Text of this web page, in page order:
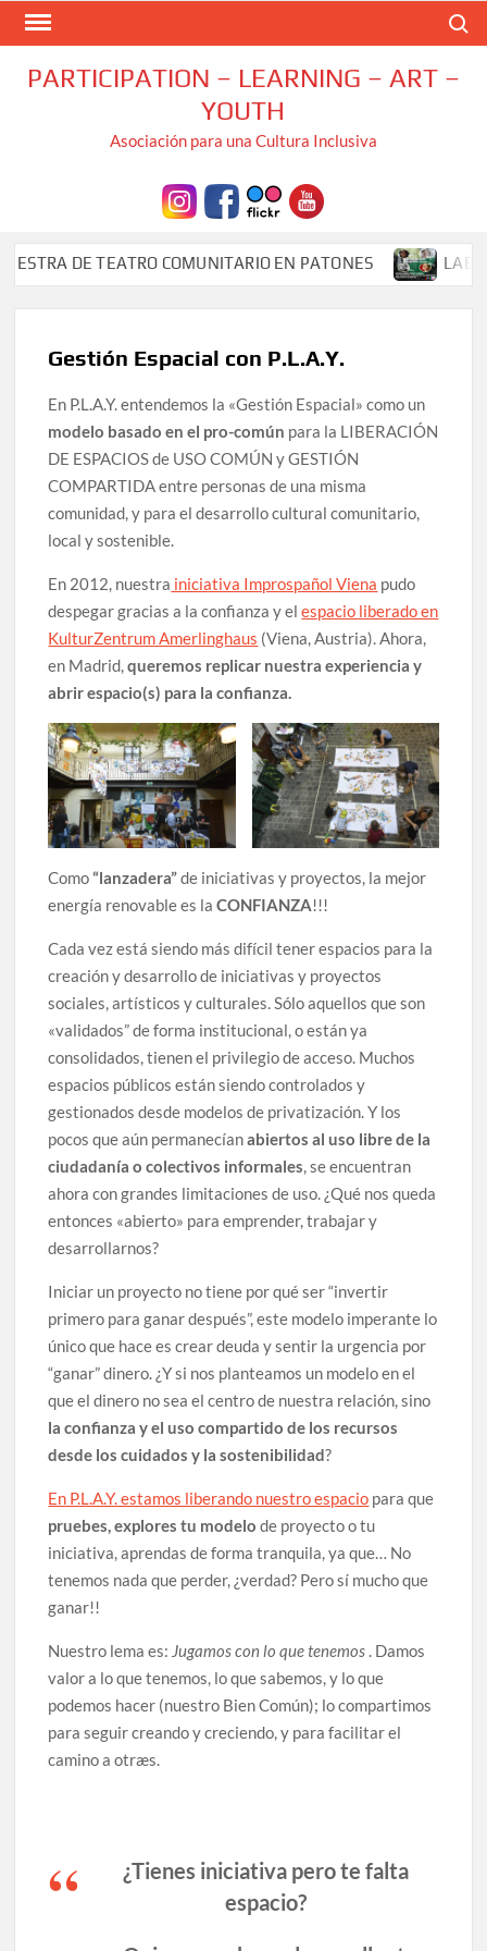
Saltar
contenido
PARTICIPATION – LEARNING – ART –
YOUTH
Asociación para una Cultura Inclusiva
DE TEATRO COMUNITARIO EN PATONES
Gestión Espacial con P.L.A.Y.
En P.L.A.Y. entendemos la «Gestión Espacial» como un
modelo basado en el pro-común para la LIBERACIÓN
DE ESPACIOS de USO COMÚN y GESTIÓN
COMPARTIDA entre personas de una misma
comunidad, y para el desarrollo cultural comunitario,
local y sostenible.
En 2012, nuestra iniciativa Improspañol Viena pudo
despegar gracias a la confianza y elespacio liberado en
KulturZentrum Amerlinghaus (Viena, Austria). Ahora,
en Madrid,queremos replicar nuestra experiencia y
abrir espacio(s) para la confianza.
Como“lanzadera”de iniciativas y proyectos, la mejor
energía renovable es laCONFIANZA!!!
Cada vez está siendo más difícil tener espacios para la
creación y desarrollo de iniciativas y proyectos
sociales, artísticos y culturales. Sólo aquellos que son
«validados” de forma institucional, o están ya
consolidados, tienen el privilegio de acceso. Muchos
espacios públicos están siendo controlados y
gestionados desde modelos de privatización. Y los
pocos que aún permanecíanabiertos al uso libre de la
ciudadanía o colectivos informales, se encuentran
ahora con grandes limitaciones de uso. ¿Qué nos queda
entonces «abierto» para emprender, trabajar y
desarrollarnos?
Iniciar un proyecto no tiene por qué ser “invertir
primero para ganar después”, este modelo imperante lo
único que hace es crear deuda y sentir la urgencia por
“ganar” dinero. ¿Y si nos planteamos un modelo en el
que el dinero no sea el centro de nuestra relación, sino
la confianza y el uso compartido de los recursos
desde los cuidados y la sostenibilidad?
En P.L.A.Y. estamos liberando nuestro espacio para que
pruebes, explores tu modelo de proyecto o tu
iniciativa, aprendas de forma tranquila, ya que… No
tenemos nada que perder, ¿verdad? Pero sí mucho que
ganar!!
Nuestro lema es: Jugamos con lo que tenemos. Damos
valor a lo que tenemos, lo que sabemos, y lo que
podemos hacer (nuestro Bien Común); lo compartimos
para seguir creando y creciendo, y para facilitar el
camino a otræs.
¿Tienes iniciativa pero te falta
espacio?